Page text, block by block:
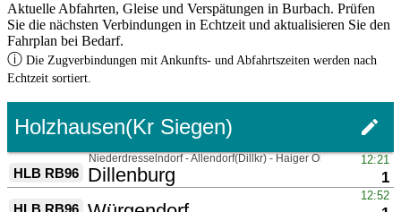
Aktuelle Abfahrten, Gleise und Verspätungen in Burbach. Prüfen
Sie die nächsten Verbindungen in Echtzeit und aktualisieren Sie den
Fahrplan bei Bedarf.
ⓘ Die Zugverbindungen mit Ankunfts- und Abfahrtszeiten werden nach
Echtzeit sortiert.